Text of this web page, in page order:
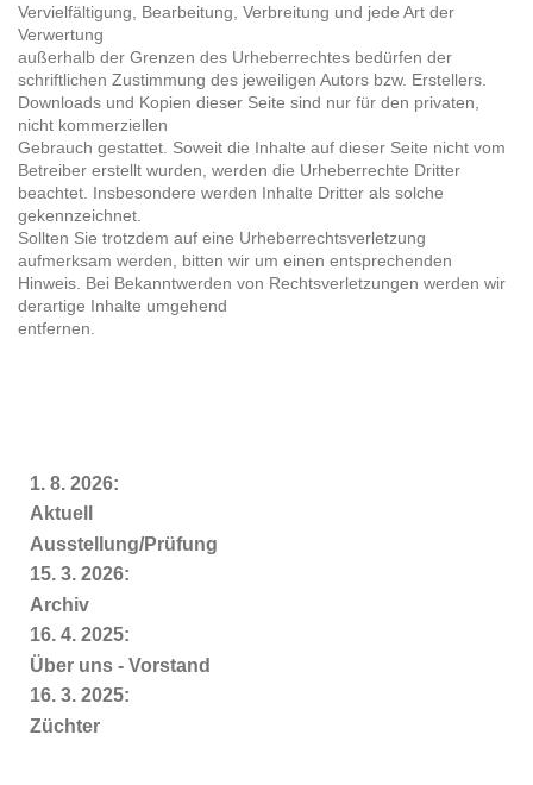
Vervielfältigung, Bearbeitung, Verbreitung und jede Art der
Verwertung
außerhalb der Grenzen des Urheberrechtes bedürfen der
schriftlichen Zustimmung des jeweiligen Autors bzw. Erstellers.
Downloads und Kopien dieser Seite sind nur für den privaten,
nicht kommerziellen
Gebrauch gestattet. Soweit die Inhalte auf dieser Seite nicht vom
Betreiber erstellt wurden, werden die Urheberrechte Dritter
beachtet. Insbesondere werden Inhalte Dritter als solche
gekennzeichnet.
Sollten Sie trotzdem auf eine Urheberrechtsverletzung
aufmerksam werden, bitten wir um einen entsprechenden
Hinweis. Bei Bekanntwerden von Rechtsverletzungen werden wir
derartige Inhalte umgehend
entfernen.
1. 8. 2026:
Aktuell
Ausstellung/Prüfung
15. 3. 2026:
Archiv
16. 4. 2025:
Über uns - Vorstand
16. 3. 2025:
Züchter